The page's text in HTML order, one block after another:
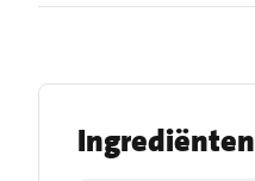
Ingrediënten